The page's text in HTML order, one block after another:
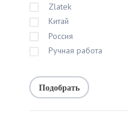
Zlatek
Китай
Россия
Ручная работа